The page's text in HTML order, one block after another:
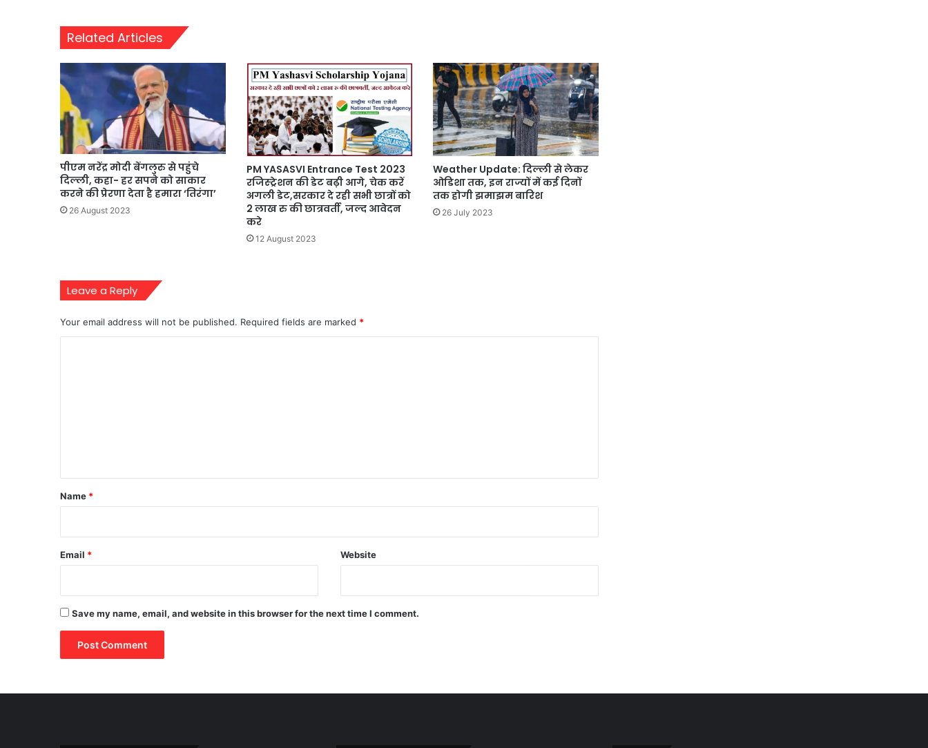
Related Articles
पीएम नरेंद्र मोदी बेंगलुरु से पहुंचे
दिल्ली, कहा- हर सपने को साकार
करने की प्रेरणा देता है हमारा ‘तिरंगा’
26 August 2023
PM YASASVI Entrance Test 2023
रजिस्ट्रेशन की डेट बढ़ी आगे, चेक करें
अगली डेट,सरकार दे रही सभी छात्रों को
2 लाख रु की छात्रवर्ती, जल्द आवेदन
करे
12 August 2023
Weather Update: दिल्ली से लेकर
ओडिशा तक, इन राज्यों में कई दिनों
तक होगी झमाझम बारिश
26 July 2023
Leave a Reply
Your email address will not be published. Required fields are marked *
*
Name *
Email * Website
Save my name, email, and website in this browser for the next time I comment.